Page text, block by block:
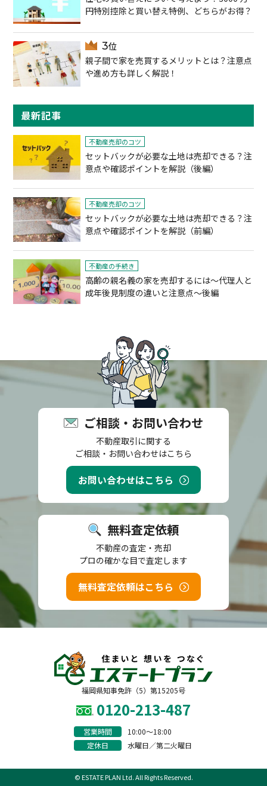
円特別控除と買い替え特例、どちらがお得？
親子間で家を売買するメリットとは？注意点
や進め方も詳しく解説！
最新記事
不動産売却のコツ
セットバックが必要な土地は売却できる？注
意点や確認ポイントを解説（後編）
不動産売却のコツ
セットバックが必要な土地は売却できる？注
意点や確認ポイントを解説（前編）
不動産の手続き
高齢の親名義の家を売却するには～代理人と
成年後見制度の違いと注意点～後編
ご相談・お問い合わせ
不動産取引に関する
ご相談・お問い合わせはこちら
お問い合わせはこちら
無料査定依頼
不動産の査定・売却
プロの確かな目で査定します
無料査定依頼はこちら
福岡県知事免許（5）第15205号
0120-213-487
営業時間
10:00〜18:00
定休日
水曜日／第二火曜日
© ESTATE PLAN Ltd. All Rights Reserved.